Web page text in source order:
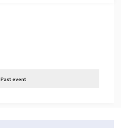
Past event